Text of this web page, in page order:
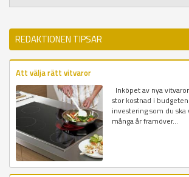
REDAKTIONEN TIPSAR
Att välja rätt vitvaror
Inköpet av nya
stor kostnad i
investering som du
många år framöver...